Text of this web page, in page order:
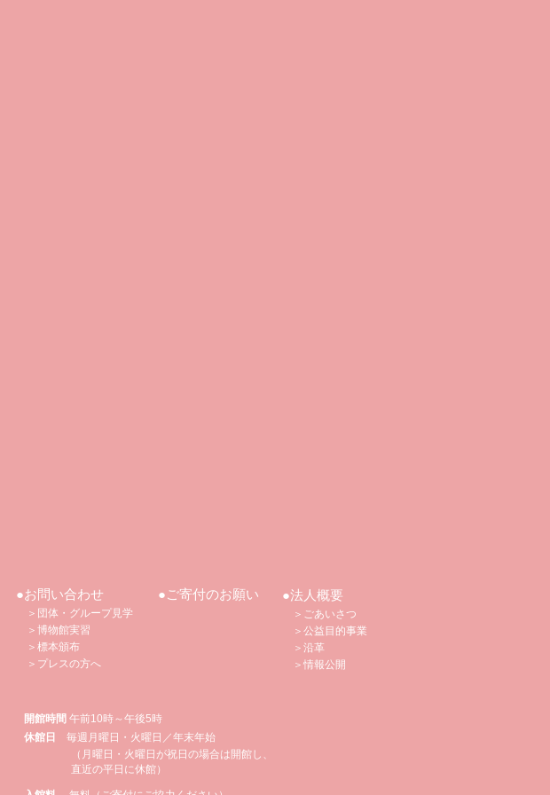
●お問い合わせ
＞団体・グループ見学
＞博物館実習
＞標本頒布
＞プレスの方へ
●ご寄付のお願い ●法人概要
＞ごあいさつ
＞公益目的事業
＞沿革
＞情報公開
開館時間 午前10時～午後5時
休館日 毎週月曜日・火曜日／年末年始
（月曜日・火曜日が祝日の場合は開館し、
直近の平日に休館）